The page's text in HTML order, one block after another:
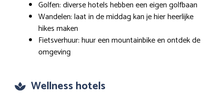
Golfen: diverse hotels hebben een eigen golfbaan
Wandelen: laat in de middag kan je hier heerlijke
hikes maken
Fietsverhuur: huur een mountainbike en ontdek de
omgeving
Wellness hotels